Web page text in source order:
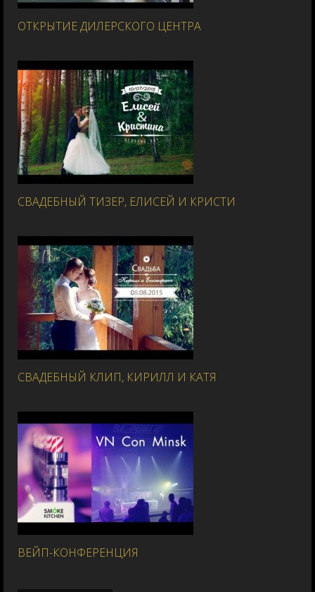
ОТКРЫТИЕ ДИЛЕРСКОГО ЦЕНТРА
СВАДЕБНЫЙ ТИЗЕР, ЕЛИСЕЙ И КРИСТИ
СВАДЕБНЫЙ КЛИП, КИРИЛЛ И КАТЯ
ВЕЙП-КОНФЕРЕНЦИЯ